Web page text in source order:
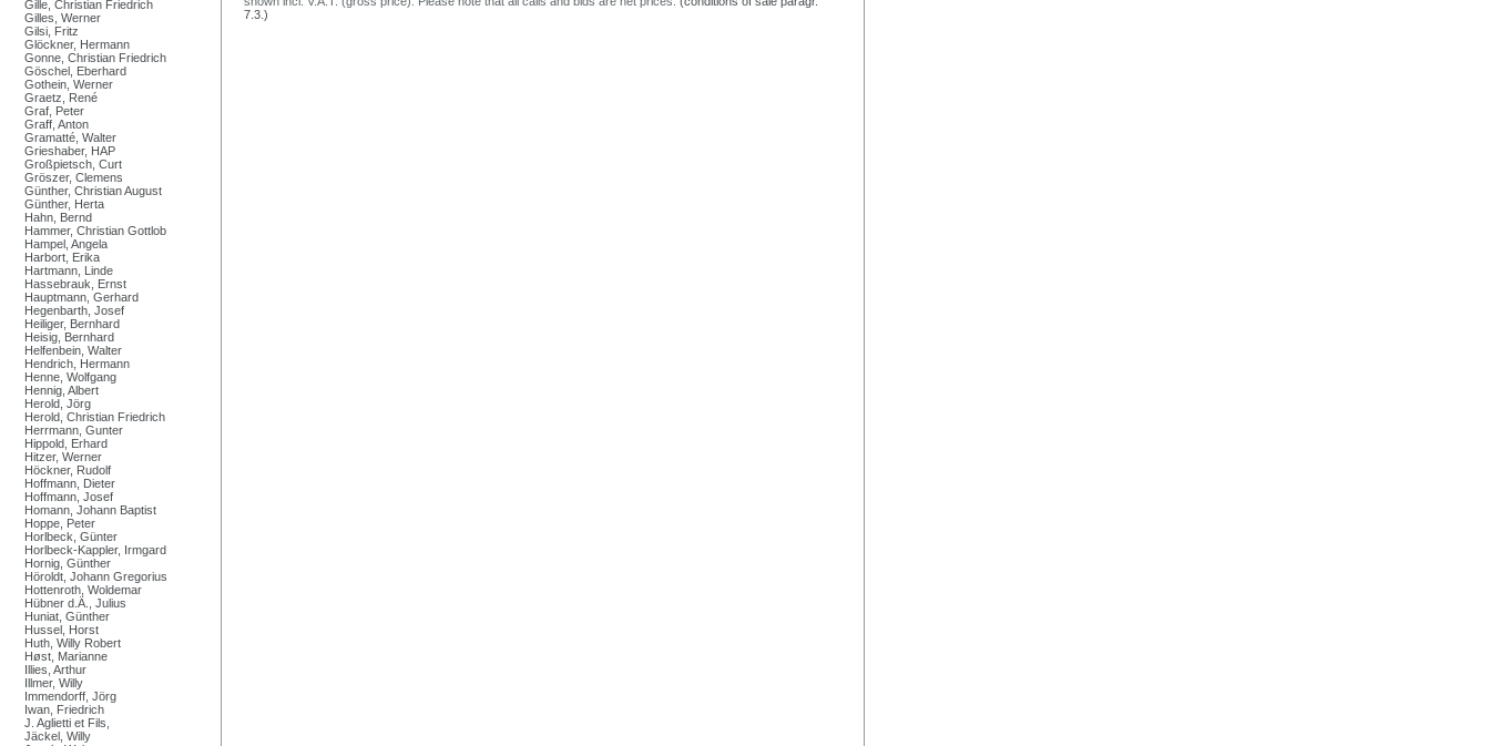
Gille, Christian Friedrich
Gilles, Werner
Gilsi, Fritz
Glöckner, Hermann
Gonne, Christian Friedrich
Göschel, Eberhard
Gothein, Werner
Graetz, René
Graf, Peter
Graff, Anton
Gramatté, Walter
Grieshaber, HAP
Großpietsch, Curt
Gröszer, Clemens
Günther, Christian August
Günther, Herta
Hahn, Bernd
Hammer, Christian Gottlob
Hampel, Angela
Harbort, Erika
Hartmann, Linde
Hassebrauk, Ernst
Hauptmann, Gerhard
Hegenbarth, Josef
Heiliger, Bernhard
Heisig, Bernhard
Helfenbein, Walter
Hendrich, Hermann
Henne, Wolfgang
Hennig, Albert
Herold, Jörg
Herold, Christian Friedrich
Herrmann, Gunter
Hippold, Erhard
Hitzer, Werner
Höckner, Rudolf
Hoffmann, Dieter
Hoffmann, Josef
Homann, Johann Baptist
Hoppe, Peter
Horlbeck, Günter
Horlbeck-Kappler, Irmgard
Hornig, Günther
Höroldt, Johann Gregorius
Hottenroth, Woldemar
Hübner d.Ä., Julius
Huniat, Günther
Hussel, Horst
Huth, Willy Robert
Høst, Marianne
Illies, Arthur
Illmer, Willy
Immendorff, Jörg
Iwan, Friedrich
J. Aglietti et Fils,
Jäckel, Willy
7.3.)